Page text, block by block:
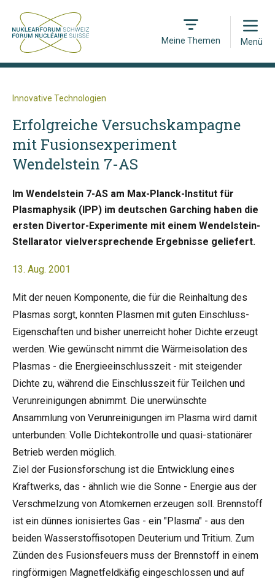
Meine Themen
Open
Menü
Innovative Technologien
Erfolgreiche Versuchskampagne
mit Fusionsexperiment
Wendelstein 7-AS
Im Wendelstein 7-AS am Max-Planck-Institut für
Plasmaphysik (IPP) im deutschen Garching haben die
ersten Divertor-Experimente mit einem Wendelstein-
Stellarator vielversprechende Ergebnisse geliefert.
13. Aug. 2001
Mit der neuen Komponente, die für die Reinhaltung des
Plasmas sorgt, konnten Plasmen mit guten Einschluss-
Eigenschaften und bisher unerreicht hoher Dichte erzeugt
werden. Wie gewünscht nimmt die Wärmeisolation des
Plasmas - die Energieeinschlusszeit - mit steigender
Dichte zu, während die Einschlusszeit für Teilchen und
Verunreinigungen abnimmt. Die unerwünschte
Ansammlung von Verunreinigungen im Plasma wird damit
unterbunden: Volle Dichtekontrolle und quasi-stationärer
Betrieb werden möglich.
Ziel der Fusionsforschung ist die Entwicklung eines
Kraftwerks, das - ähnlich wie die Sonne - Energie aus der
Verschmelzung von Atomkernen erzeugen soll. Brennstoff
ist ein dünnes ionisiertes Gas - ein "Plasma" - aus den
beiden Wasserstoffisotopen Deuterium und Tritium. Zum
Zünden des Fusionsfeuers muss der Brennstoff in einem
ringförmigen Magnetfeldkäfig eingeschlossen und auf